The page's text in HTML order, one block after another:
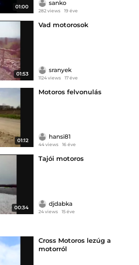
01:00
sanko
282 views 19 éve
01:53
Vad motorosok
sranyek
1124 views 17 éve
01:12
Motoros felvonulás
hansi81
44 views 16 éve
00:34
Tajói motoros
djdabka
24 views 15 éve
Cross Motoros lezúg a
motorról